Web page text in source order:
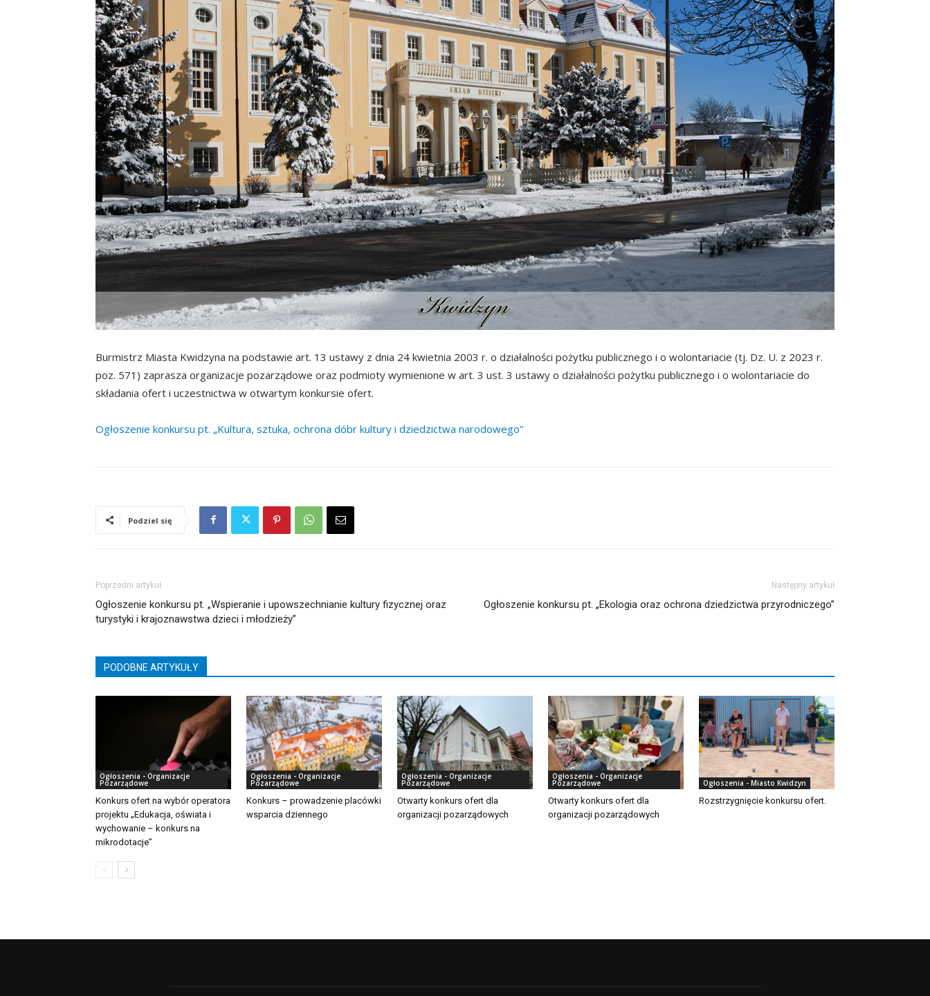
Burmistrz Miasta Kwidzyna na podstawie art. 13 ustawy z dnia 24 kwietnia 2003 r. o działalności pożytku publicznego i o wolontariacie (tj. Dz. U. z 2023 r.
poz. 571) zaprasza organizacje pozarządowe oraz podmioty wymienione w art. 3 ust. 3 ustawy o działalności pożytku publicznego i o wolontariacie do
składania ofert i uczestnictwa w otwartym konkursie ofert.
Ogłoszenie konkursu pt. „Kultura, sztuka, ochrona dóbr kultury i dziedzictwa narodowego”
Podziel się
Poprzedni artykuł
Ogłoszenie konkursu pt. „Wspieranie i upowszechnianie kultury fizycznej oraz
turystyki i krajoznawstwa dzieci i młodzieży”
Następny artykuł
Ogłoszenie konkursu pt. „Ekologia oraz ochrona dziedzictwa przyrodniczego”
PODOBNE ARTYKUŁY
Ogłoszenia - Organizacje
Pozarządowe
Konkurs ofert na wybór operatora
projektu „Edukacja, oświata i
wychowanie – konkurs na
mikrodotacje”
Ogłoszenia - Organizacje
Pozarządowe
Konkurs – prowadzenie placówki
wsparcia dziennego
Ogłoszenia - Organizacje
Pozarządowe
Otwarty konkurs ofert dla
organizacji pozarządowych
Ogłoszenia - Organizacje
Pozarządowe
Otwarty konkurs ofert dla
organizacji pozarządowych
Ogłoszenia - Miasto Kwidzyn
Rozstrzygnięcie konkursu ofert.